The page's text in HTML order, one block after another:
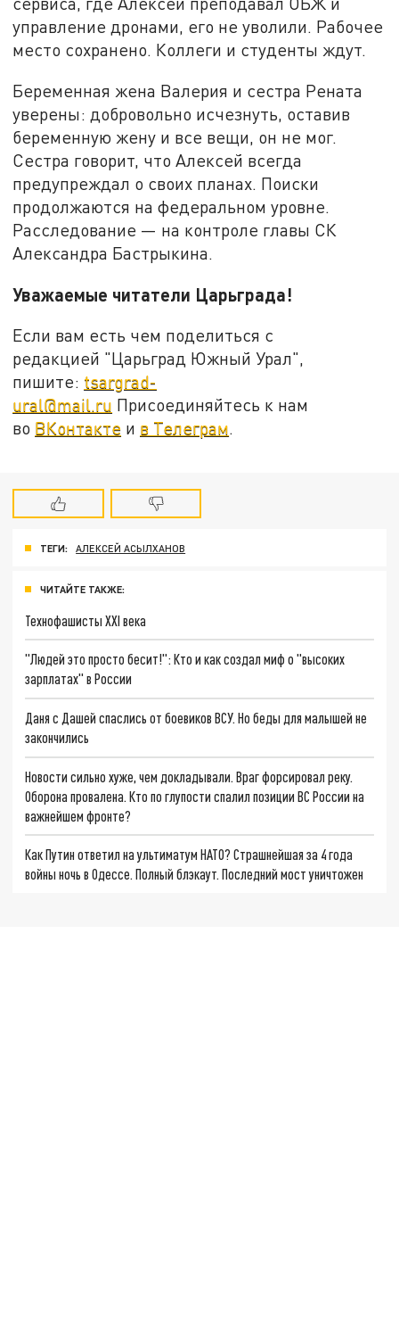
управление дронами, его не уволили. Рабочее
место сохранено. Коллеги и студенты ждут.
Беременная жена Валерия и сестра Рената
уверены: добровольно исчезнуть, оставив
беременную жену и все вещи, он не мог.
Сестра говорит, что Алексей всегда
предупреждал о своих планах. Поиски
продолжаются на федеральном уровне.
Расследование — на контроле главы СК
Александра Бастрыкина.
Уважаемые читатели Царьграда!
Если вам есть чем поделиться с
редакцией "Царьград Южный Урал",
пишите: tsargrad-
ural@mail.ru Присоединяйтесь к нам
во ВКонтакте и в Телеграм.
ТЕГИ: АЛЕКСЕЙ АСЫЛХАНОВ
ЧИТАЙТЕ ТАКЖЕ:
Технофашисты XXI века
"Людей это просто бесит!": Кто и как создал миф о "высоких
зарплатах" в России
Даня с Дашей спаслись от боевиков ВСУ. Но беды для малышей не
закончились
Новости сильно хуже, чем докладывали. Враг форсировал реку.
Оборона провалена. Кто по глупости спалил позиции ВС России на
важнейшем фронте?
Как Путин ответил на ультиматум НАТО? Страшнейшая за 4 года
войны ночь в Одессе. Полный блэкаут. Последний мост уничтожен